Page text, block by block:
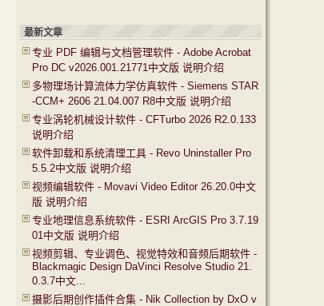
最新文章
专业 PDF 编辑与文档管理软件 - Adobe Acrobat
Pro DC v2026.001.21771中文版 说明介绍
多物理场计算流体力学仿真软件 - Siemens STAR
-CCM+ 2606 21.04.007 R8中文版 说明介绍
专业涡轮机械设计软件 - CFTurbo 2026 R2.0.133
说明介绍
软件卸载和系统清理工具 - Revo Uninstaller Pro
5.5.2中文版 说明介绍
视频编辑软件 - Movavi Video Editor 26.20.0中文
版 说明介绍
专业地理信息系统软件 - ESRI ArcGIS Pro 3.7.19
01中文版 说明介绍
视频剪辑、专业调色、视觉特效和音频后期软件 -
Blackmagic Design DaVinci Resolve Studio 21.
0.3.7中文...
摄影后期创作插件合集 - Nik Collection by DxO v